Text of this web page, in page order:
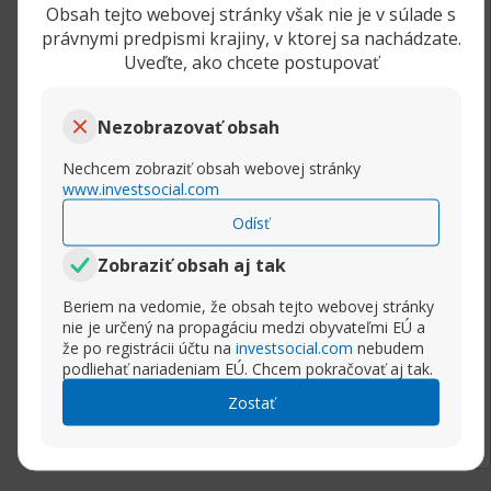
Obsah tejto webovej stránky však nie je v súlade s
právnymi predpismi krajiny, v ktorej sa nachádzate.
Uveďte, ako chcete postupovať
Nezobrazovať obsah
Nechcem zobraziť obsah webovej stránky
www.investsocial.com
Odísť
Zobraziť obsah aj tak
Beriem na vedomie, že obsah tejto webovej stránky
nie je určený na propagáciu medzi obyvateľmi EÚ a
že po registrácii účtu na investsocial.com nebudem
podliehať nariadeniam EÚ. Chcem pokračovať aj tak.
Zostať
Ako vložiť indikátor do obchodnej platformy
Návod v skratke: Najprv si musíte stiahnuť
súbory, s ktorými Metratrader pracuje a mali
by mať jednu z týchto dvoch prípon: mq4 alebo
EX4.
Stiahnite súbor MQL (súbor s príponou .mq4
alebo .ex4), ktorý nakopírujte do zložky s
nainštalovaný váš MT4.
Návod:
1) Otvorte platformu MT4
3) Zvoľte možnosť "Otvoriť zložku dát"
Rozbaliť príspevok